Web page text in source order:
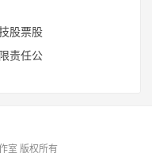
股票股
责任公
室 版权所有